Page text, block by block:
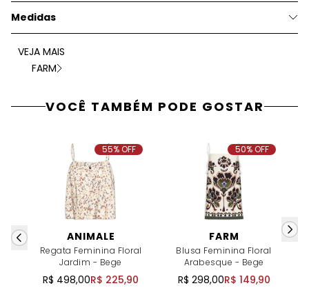
Medidas
VEJA MAIS
FARM
VOCÊ TAMBÉM PODE GOSTAR
ANIMALE
Regata Feminina Floral
Jardim - Bege
R$ 498,00R$ 225,90
55% OFF
FARM
Blusa Feminina Floral
Arabesque - Bege
R$ 298,00R$ 149,90
50% OFF